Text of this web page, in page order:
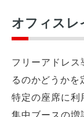
オフィスレ
フリーアドレ
るのかどうかを
特定の座席に